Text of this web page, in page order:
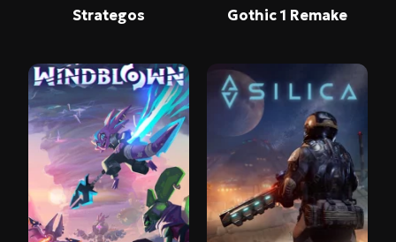
Strategos Gothic 1 Remake